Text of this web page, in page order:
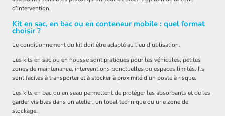
d’intervention.
Kit en sac, en bac ou en conteneur mobile : quel format
choisir ?
Le conditionnement du kit doit être adapté au lieu d’utilisation.
Les kits en sac ou en housse sont pratiques pour les véhicules, petites
zones de maintenance, interventions ponctuelles ou espaces limités. Ils
sont faciles à transporter et à stocker à proximité d’un poste à risque.
Les kits en bac ou en seau permettent de protéger les absorbants et de les
garder visibles dans un atelier, un local technique ou une zone de
stockage.